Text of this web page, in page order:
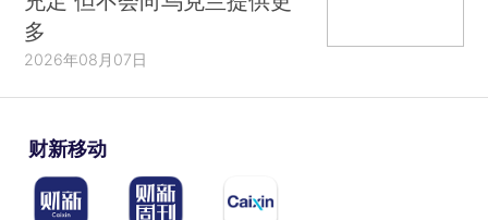
多
2026年08月07日
财新移动